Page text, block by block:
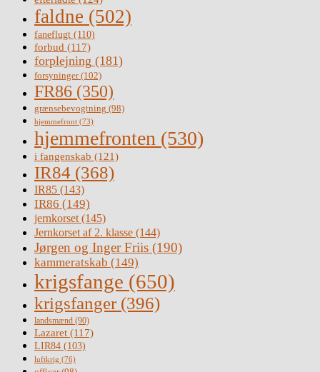
faldne (502)
faneflugt (110)
forbud (117)
forplejning (181)
forsyninger(102)
FR86 (350)
grænsebevogtning (98)
hjemmefront (73)
hjemmefronten (530)
i fangenskab (121)
IR84 (368)
IR85 (143)
IR86 (149)
jernkorset(145)
Jernkorset af 2. klasse (144)
Jørgen og Inger Friis (190)
kammeratskab (149)
krigsfange (650)
krigsfanger (396)
landsmænd (90)
Lazaret (117)
LIR84 (103)
luftkrig (76)